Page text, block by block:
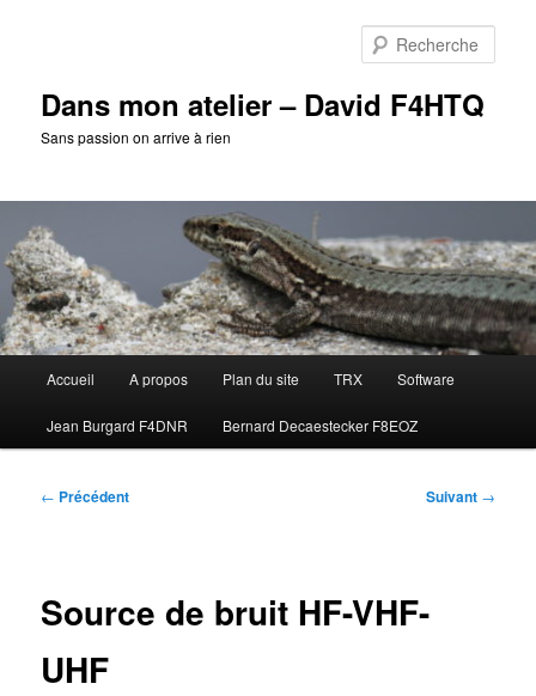
Dans mon atelier – David F4HTQ
Sans passion on arrive à rien
principal
Accueil A propos Plan du site TRX Software
Jean Burgard F4DNR Bernard Decaestecker F8EOZ
Navigation
← Précédent Suivant →
Source de bruit HF-VHF-
UHF